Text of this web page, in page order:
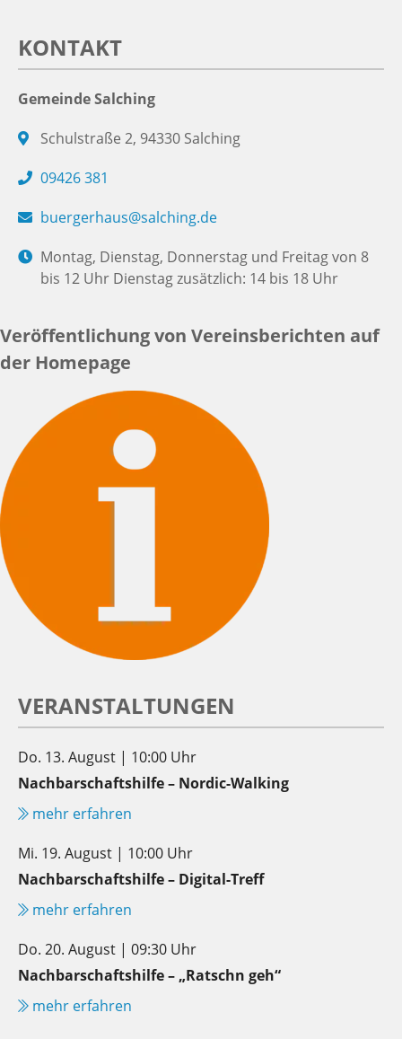
KONTAKT
Gemeinde Salching
Schulstraße 2, 94330 Salching
09426 381
buergerhaus@salching.de
Montag, Dienstag, Donnerstag und Freitag von 8
bis 12 Uhr Dienstag zusätzlich: 14 bis 18 Uhr
Veröffentlichung von Vereinsberichten auf
der Homepage
VERANSTALTUNGEN
Do. 13. August | 10:00 Uhr
Nachbarschaftshilfe – Nordic-Walking
mehr erfahren
Mi. 19. August | 10:00 Uhr
Nachbarschaftshilfe – Digital-Treff
mehr erfahren
Do. 20. August | 09:30 Uhr
Nachbarschaftshilfe – „Ratschn geh“
mehr erfahren